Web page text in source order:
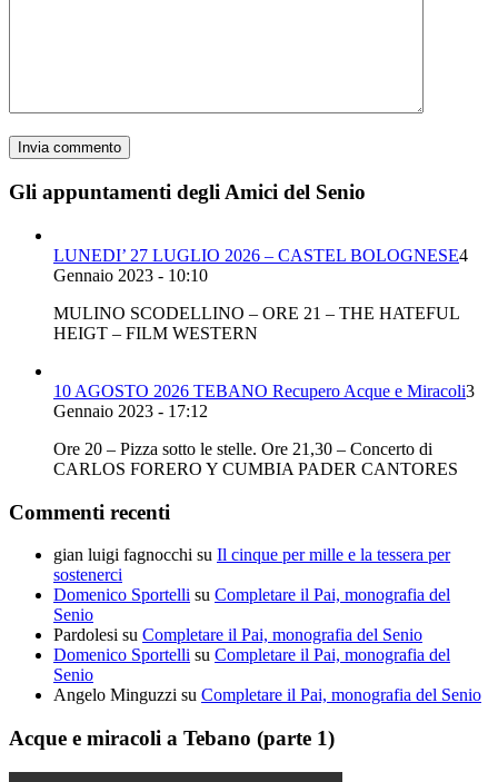
Gli appuntamenti degli Amici del Senio
LUNEDI’ 27 LUGLIO 2026 – CASTEL BOLOGNESE4
Gennaio 2023 - 10:10
MULINO SCODELLINO – ORE 21 – THE HATEFUL
HEIGT – FILM WESTERN
10 AGOSTO 2026 TEBANO Recupero Acque e Miracoli3
Gennaio 2023 - 17:12
Ore 20 – Pizza sotto le stelle. Ore 21,30 – Concerto di
CARLOS FORERO Y CUMBIA PADER CANTORES
Commenti recenti
gian luigi fagnocchi su Il cinque per mille e la tessera per
sostenerci
Domenico Sportelli su Completare il Pai, monografia del
Senio
Pardolesi su Completare il Pai, monografia del Senio
Domenico Sportelli su Completare il Pai, monografia del
Senio
Angelo Minguzzi su Completare il Pai, monografia del Senio
Acque e miracoli a Tebano (parte 1)